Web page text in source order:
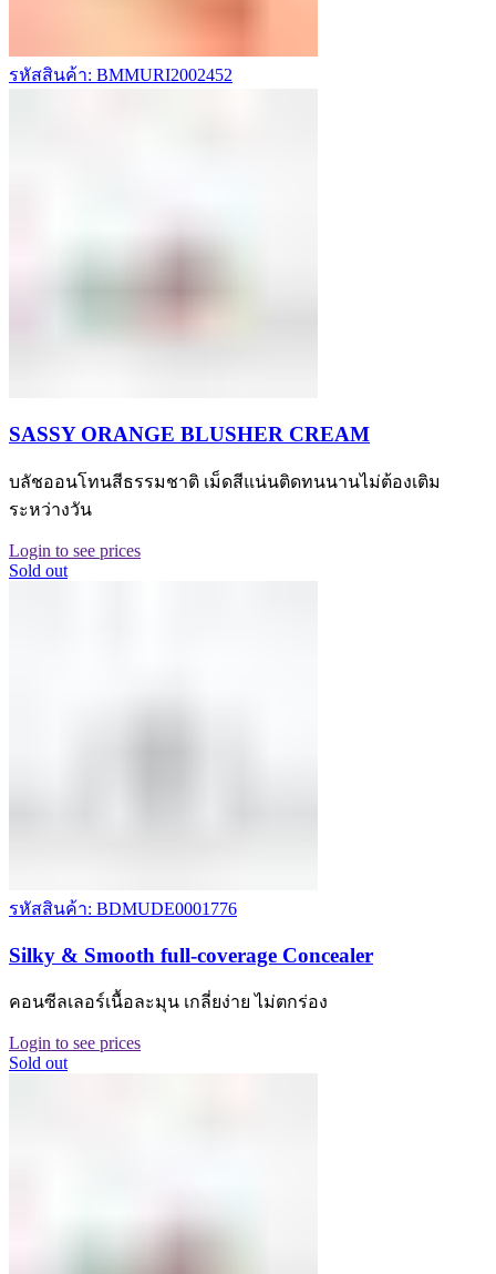
รหัสสินค้า: BMMURI2002452
SASSY ORANGE BLUSHER CREAM
บลัชออนโทนสีธรรมชาติ เม็ดสีแน่นติดทนนานไม่ต้องเติม
ระหว่างวัน
Login to see prices
Sold out
รหัสสินค้า: BDMUDE0001776
Silky & Smooth full-coverage Concealer
คอนซีลเลอร์เนื้อละมุน เกลี่ยง่าย ไม่ตกร่อง
Login to see prices
Sold out